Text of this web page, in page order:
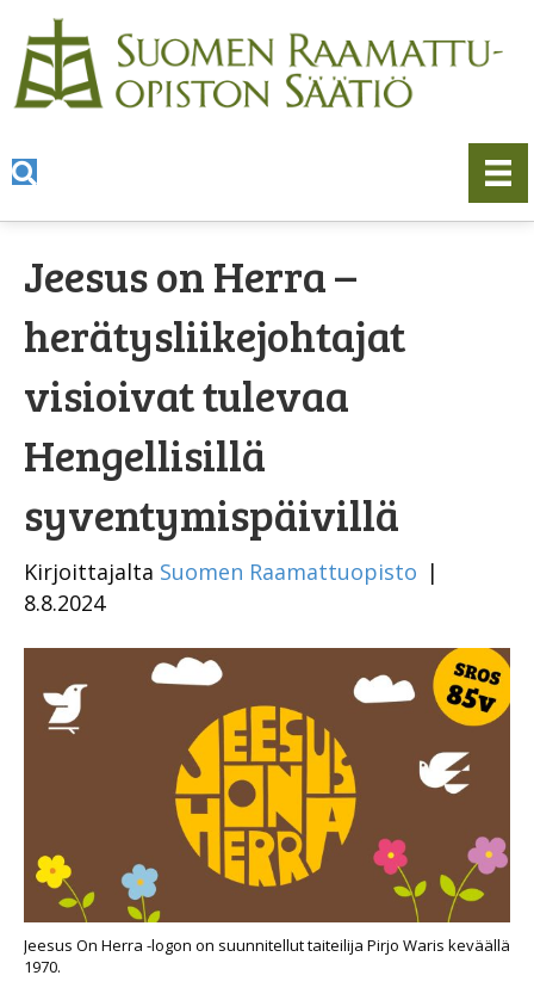
Jeesus on Herra –
herätysliikejohtajat
visioivat tulevaa
Hengellisillä
syventymispäivillä
Kirjoittajalta Suomen Raamattuopisto |
8.8.2024
Jeesus On Herra -logon on suunnitellut taiteilija Pirjo Waris keväällä
1970.